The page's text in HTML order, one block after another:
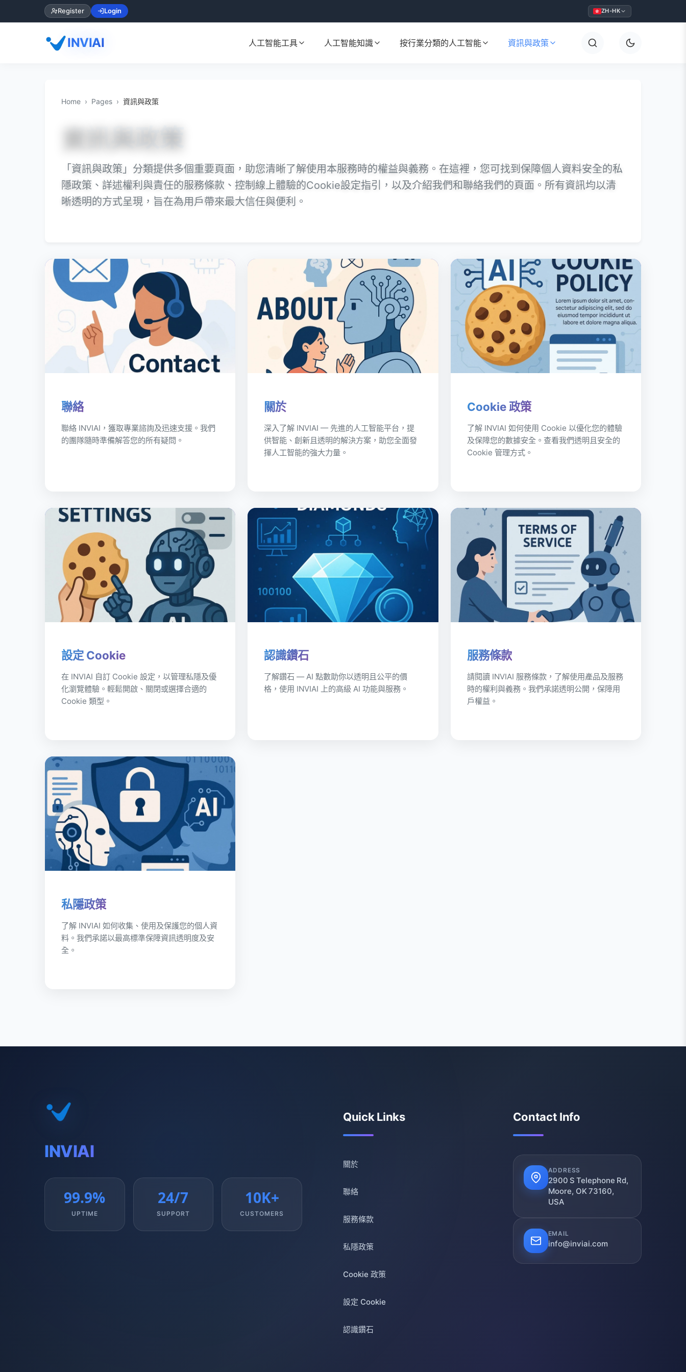
Register Login ZH-HK
INVIAI 人工智能工具 人工智能知識 按行業分類的人工智能 資訊與政策
Home Pages 資訊與政策
資訊與政策
「資訊與政策」分類提供多個重要頁面，助您清晰了解使用本服務時的權益與義務。在這裡，您可找到保障個人資料安全的私
隱政策、詳述權利與責任的服務條款、控制線上體驗的Cookie設定指引，以及介紹我們和聯絡我們的頁面。所有資訊均以清
晰透明的方式呈現，旨在為用戶帶來最大信任與便利。
聯絡
聯絡 INVIAI，獲取專業諮詢及迅速支援。我們
的團隊隨時準備解答您的所有疑問。
關於
深入了解 INVIAI — 先進的人工智能平台，提
供智能、創新且透明的解決方案，助您全面發
揮人工智能的強大力量。
Cookie 政策
了解 INVIAI 如何使用 Cookie 以優化您的體驗
及保障您的數據安全。查看我們透明且安全的
Cookie 管理方式。
設定 Cookie
在 INVIAI 自訂 Cookie 設定，以管理私隱及優
化瀏覽體驗。輕鬆開啟、關閉或選擇合適的
Cookie 類型。
認識鑽石
了解鑽石 — AI 點數助你以透明且公平的價
格，使用 INVIAI 上的高級 AI 功能與服務。
服務條款
請閱讀 INVIAI 服務條款，了解使用產品及服務
時的權利與義務。我們承諾透明公開，保障用
戶權益。
私隱政策
了解 INVIAI 如何收集、使用及保護您的個人資
料。我們承諾以最高標準保障資訊透明度及安
全。
INVIAI
99.9%
UPTIME
24/7
SUPPORT
10K+
CUSTOMERS
Quick Links
關於
聯絡
服務條款
私隱政策
Cookie 政策
設定 Cookie
認識鑽石
Contact Info
ADDRESS
2900 S Telephone Rd,
Moore, OK 73160,
USA
EMAIL
info@inviai.com